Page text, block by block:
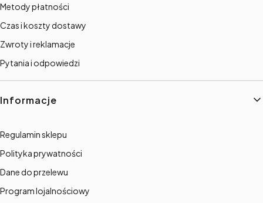
Metody płatności
Czas i koszty dostawy
Zwroty i reklamacje
Pytania i odpowiedzi
Informacje
Regulamin sklepu
Polityka prywatności
Dane do przelewu
Program lojalnościowy